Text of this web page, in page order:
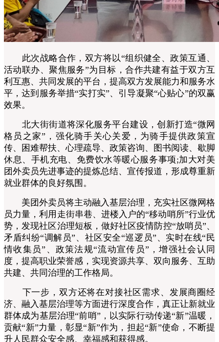
此次战略合作，双方将以“组织健全、政策互通、
活动联办、聚焦服务”为目标，合作共建有益于双方互
利互惠、共同发展的平台，提高双方发展能力和服务水
平，达到服务举措“实打实”、引导凝聚“心贴心”的双赢
效果。
北大街街道将深化服务平台建设，创新打造“微网
格员之家”，强化骑手关心关爱，为骑手提供政策宣
传、困难帮扶、心理疏导、政策咨询、图书阅读、歇脚
休息、手机充电、免费饮水等暖心服务事项;加大对美
团外卖员先进事迹的提炼总结、宣传报道，形成尊重新
就业群体的良好氛围。
美团外卖员将主动融入基层治理，充实社区微网格
员力量，利用走街串巷、进楼入户的“移动哨所”行业优
势，发现社区治理短板，做好社区疫情防控“放哨员”、
矛盾纠纷“调解员”、社区安全“巡逻员”、实时在线“民
情收集员”、政策法规“流动宣传员”，增强社会认同
度，提高职业荣誉感，实现资源共享、双向服务、互助
共建、共同治理的工作格局。
下一步，双方还将在对接社区需求、发展商圈经
济、融入基层治理等方面进行深度合作，真正让新就业
群体成为基层治理“前哨”，以实际行动传递“新”温暖，
贡献“新”力量，彰显“新”作为，担起“新”使命，不断提
升人民群众安全感、幸福感和获得感。